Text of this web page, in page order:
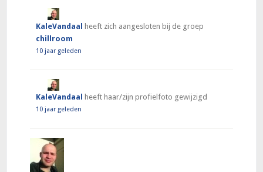
KaleVandaal heeft zich aangesloten bij de groep
chillroom
10 jaar geleden
KaleVandaal heeft haar/zijn profielfoto gewijzigd
10 jaar geleden